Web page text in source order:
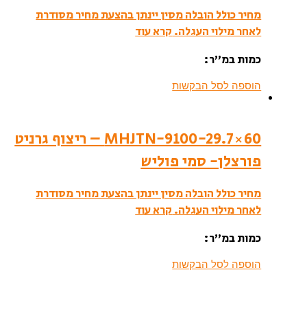
מחיר כולל הובלה מסין יינתן בהצעת מחיר מסודרת
לאחר מילוי העגלה.קרא עוד
כמות במ”ר:
הוספה לסל הבקשות
MHJTN-9100-29.7×60 – ריצוף גרניט
פורצלן- סמי פוליש
מחיר כולל הובלה מסין יינתן בהצעת מחיר מסודרת
לאחר מילוי העגלה.קרא עוד
כמות במ”ר:
הוספה לסל הבקשות